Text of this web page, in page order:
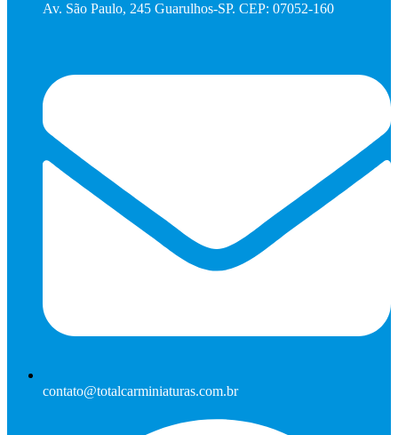
Av. São Paulo, 245 Guarulhos-SP. CEP: 07052-160
contato@totalcarminiaturas.com.br